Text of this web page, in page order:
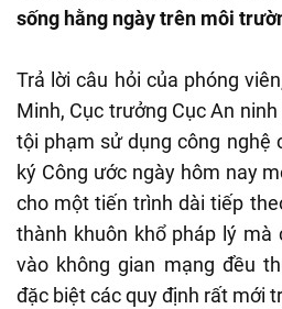
sống hằng ngày trên môi
Trả lời câu hỏi của phóng
Minh, Cục trưởng Cục An
tội phạm sử dụng công nghệ
ký Công ước ngày hôm nay
cho một tiến trình dài tiếp
thành khuôn khổ pháp lý mà
vào không gian mạng đều
đặc biệt các quy định rất mới